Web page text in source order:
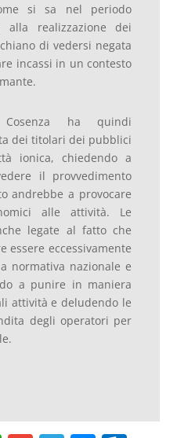
si sa nel periodo
alla realizzazione dei
di vedersi negata
incassi in un contesto
Cosenza ha quindi
dei titolari dei pubblici
ionica, chiedendo a
il provvedimento
andrebbe a provocare
alle attività. Le
legate al fatto che
essere eccessivamente
normativa nazionale e
a punire in maniera
attività e deludendo le
degli operatori per